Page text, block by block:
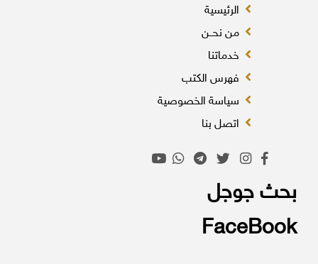
الرئيسية
من نحــن
خدماتنا
فهرس الكتب
سياسة الخصوصية
اتصل بنا
بحث جوجل
FaceBook